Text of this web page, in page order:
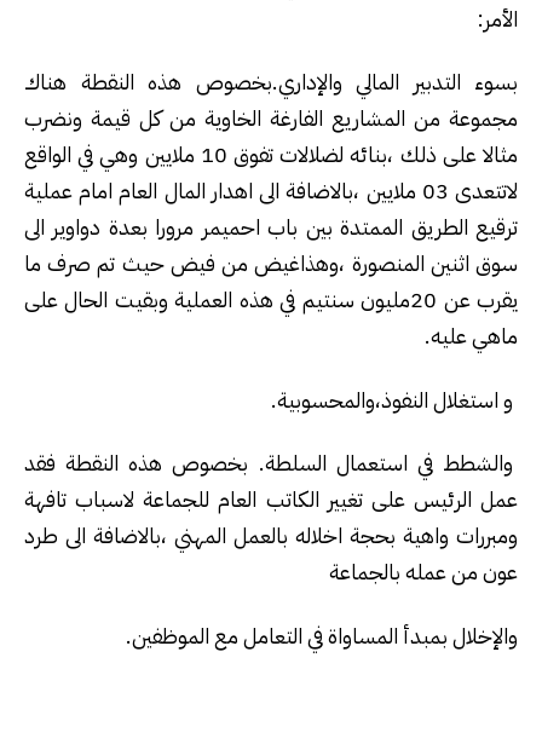
الأمر:
بسوء التدبير المالي والإداري.بخصوص هذه النقطة هناك
مجموعة من المشاريع الفارغة الخاوية من كل قيمة ونضرب
مثالا على ذلك ،بنائه لضلالات تفوق 10 ملايين وهي في الواقع
لاتتعدى 03 ملايين ،بالاضافة الى اهدار المال العام امام عملية
ترقيع الطريق الممتدة بين باب احميمر مرورا بعدة دواوير الى
سوق اثنين المنصورة ،وهذاغيض من فيض حيث تم صرف ما
يقرب عن 20مليون سنتيم في هذه العملية وبقيت الحال على
ماهي عليه.
و استغلال النفوذ،والمحسوبية.
والشطط في استعمال السلطة. بخصوص هذه النقطة فقد
عمل الرئيس على تغيير الكاتب العام للجماعة لاسباب تافهة
ومبررات واهية بحجة اخلاله بالعمل المهني ،بالاضافة الى طرد
عون من عمله بالجماعة
والإخلال بمبدأ المساواة في التعامل مع الموظفين.